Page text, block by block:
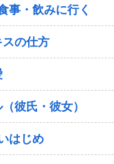
事・飲みに行く
スの仕方
彼氏・彼女）
はじめ